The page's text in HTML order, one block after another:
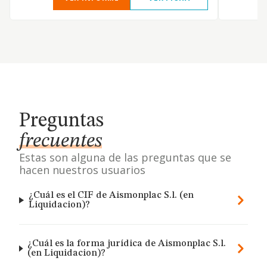
Preguntas
frecuentes
Estas son alguna de las preguntas que se
hacen nuestros usuarios
¿Cuál es el CIF de Aismonplac S.l. (en
Liquidacion)?
¿Cuál es la forma jurídica de Aismonplac S.l.
(en Liquidacion)?